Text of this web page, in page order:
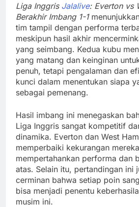
Liga Inggris Jalalive: Everton vs
Berakhir Imbang 1-1
tim tampil dengan performa
meskipun hasil akhir
yang seimbang. Kedua kubu
yang matang dan keinginan
penuh, tetapi pengalaman dan
kunci dalam menentukan siapa
sebagai pemenang.
Hasil imbang ini menegaskan
Liga Inggris sangat kompetitif
dinamika. Everton dan West
memperbaiki kekurangan
mempertahankan performa dan
atas. Selain itu, pertandingan ini
cerminan bahwa setiap poin
bisa menjadi penentu
musim ini.